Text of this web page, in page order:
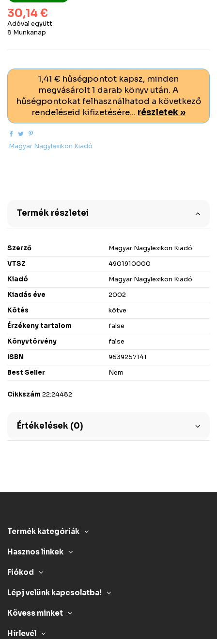
30,14 €
Adóval együtt
8 Munkanap
1,41 € hűségpontot kapsz, minden
megvásárolt 1 darab könyv után. A
hűségpontokat felhasználhatod a következő
rendeléseid kifizetésére... részletek »
Magyar Nagylexikon Kiadó
Termék részletei
Szerző
Magyar Nagylexikon Kiadó
VTSZ
4901910000
Kiadó
Magyar Nagylexikon Kiadó
Kiadás éve
2002
Kötés
kötve
Érzékeny tartalom
false
Könyvtörvény
false
ISBN
9639257141
Best Seller
Nem
Cikkszám 22:24482
Értékelések (0)
Termék kategóriák
Hasznos linkek
Fiókod
Lépj velünk kapcsolatba!
Kövess minket
Hírlevél